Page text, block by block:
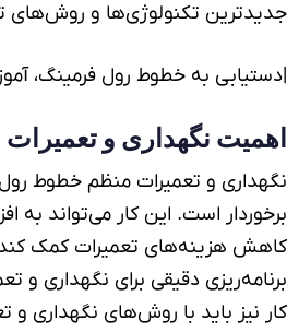
جدیدترین تکنولوژی‌ها و روش‌های
|دستیابی به خطوط رول فرمینگ،
اهمیت نگهداری و تعمیرات
نگهداری و تعمیرات منظم خطوط رول
برخوردار است. این کار می‌تواند به
کاهش هزینه‌های تعمیرات کمک کند.
برنامه‌ریزی دقیقی برای نگهداری و
کار نیز باید با روش‌های نگهداری و